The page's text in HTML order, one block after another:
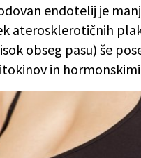
endotelij je
aterosklerotičnih
obseg pasu) še
in